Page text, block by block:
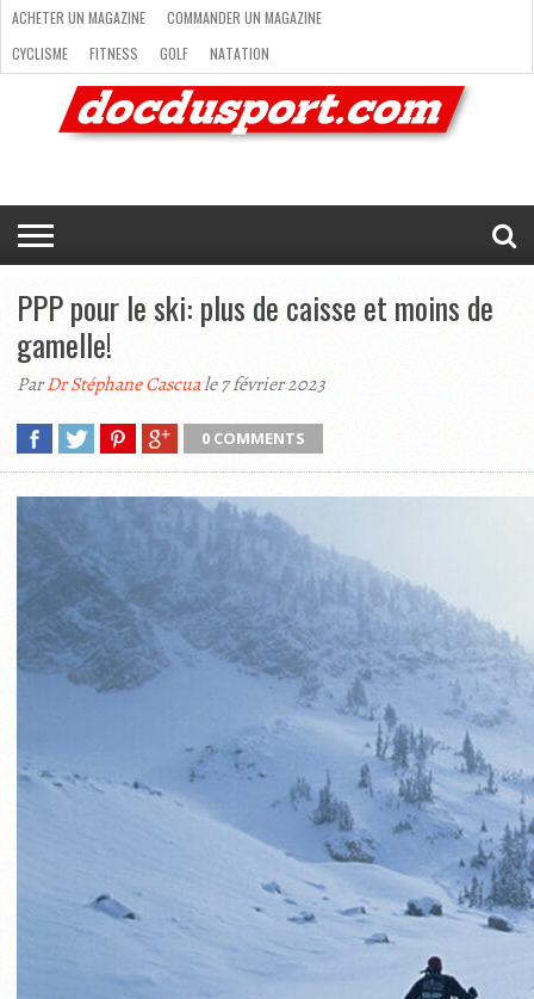
ACHETER
MAGAZINE
COMMANDER
UN
MAGAZINE
CYCLISME
FITNESS
GOLF
NATATION
RANDONNÉE
RUNNING
SKI
TRAIL
RUNNING
TRIATHLON
VOILE
NEWSLETTER
MAG’
EN
LIGNE
NOUS
CONTACTER
ACHETER UN MAGAZINE
COMMANDER UN MAGAZINE
CYCLISME
FITNESS GOLF
NATATION
RANDONNÉE
RUNNING SKI
TRAIL RUNNING
TRIATHLON
VOILE NEWSLETTER
MAG’ EN LIGNE
PPP pour le ski: plus de caisse et moins de
gamelle!
ParDr Stéphane Cascuale 7 février 2023
0 COMMENTS